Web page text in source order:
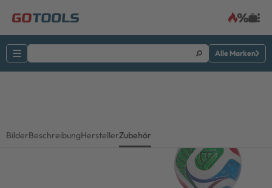
Alle Marken
BilderBeschreibungHerstellerZubehör